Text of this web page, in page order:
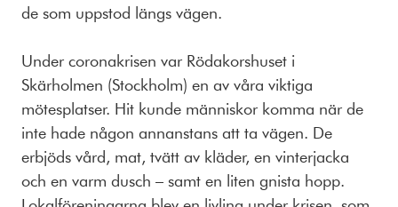
de som uppstod längs vägen.
Under coronakrisen var Rödakorshuset i
Skärholmen (Stockholm) en av våra viktiga
mötesplatser. Hit kunde människor komma när de
inte hade någon annanstans att ta vägen. De
erbjöds vård, mat, tvätt av kläder, en vinterjacka
och en varm dusch – samt en liten gnista hopp.